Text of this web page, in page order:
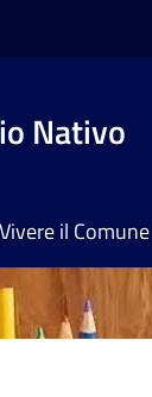
Nativo
Vivere il Comune